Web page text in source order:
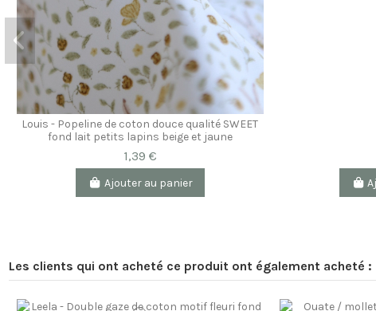
Louis - Popeline de coton douce qualité SWEET
fond lait petits lapins beige et jaune
1,39 €
Ajouter au panier
Les clients qui ont acheté ce produit ont également acheté :